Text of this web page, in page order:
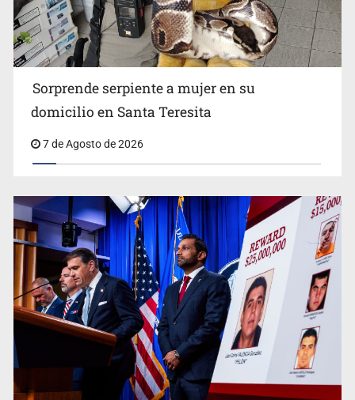
Detienen a tres miembros de red transnacional de
tráfico de personas
Procesan a el “R1”, presunto líder criminal en Jalisco y
Michoacán
Sorprende serpiente a mujer en su
domicilio en Santa Teresita
7 de Agosto de 2026